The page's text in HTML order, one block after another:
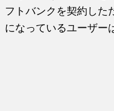
フトバンクを契約した
になっているユーザー